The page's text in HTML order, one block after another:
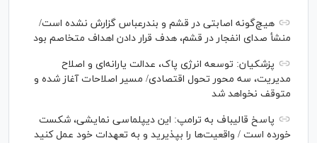
هیچ‌گونه اصابتی در قشم و بندرعباس گزارش نشده است/
منشأ صدای انفجار در قشم، هدف قرار دادن اهداف متخاصم بود
پزشکیان: توسعه انرژی پاک، عدالت یارانه‌ای و اصلاح
مدیریت، سه محور تحول اقتصادی/ مسیر اصلاحات آغاز شده و
متوقف نخواهد شد
پاسخ قالیباف به ترامپ: این دیپلماسی نمایشی، شکست
خورده است / واقعیت‌ها را بپذیرید و به تعهدات خود عمل کنید